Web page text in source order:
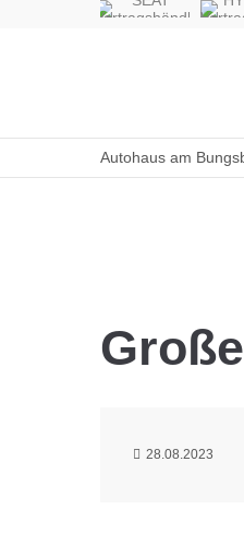
SEAT
Autohaus am
28.08.2023